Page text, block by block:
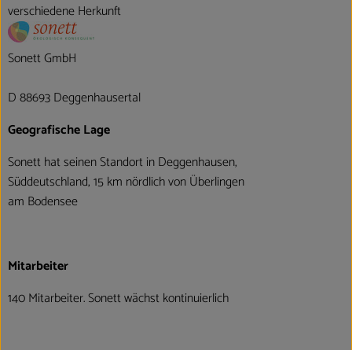
verschiedene Herkunft
Sonett GmbH
D 88693 Deggenhausertal
Geografische Lage
Sonett hat seinen Standort in Deggenhausen,
Süddeutschland, 15 km nördlich von Überlingen
am Bodensee
Mitarbeiter
140 Mitarbeiter. Sonett wächst kontinuierlich